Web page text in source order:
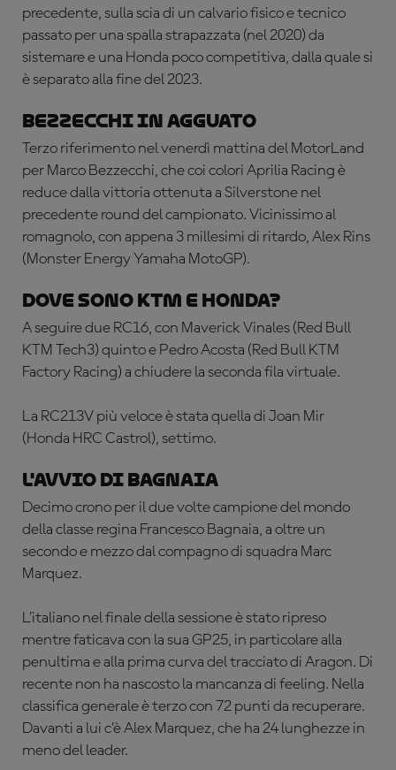
precedente, sulla scia di un calvario fisico e tecnico
passato per una spalla strapazzata (nel 2020) da
sistemare e una Honda poco competitiva, dalla quale si
è separato alla fine del 2023.
Bezzecchi in agguato
Terzo riferimento nel venerdì mattina del MotorLand
per Marco Bezzecchi, che coi colori Aprilia Racing è
reduce dalla vittoria ottenuta a Silverstone nel
precedente round del campionato. Vicinissimo al
romagnolo, con appena 3 millesimi di ritardo, Alex Rins
(Monster Energy Yamaha MotoGP).
Dove sono KTM e Honda?
A seguire due RC16, con Maverick Vinales (Red Bull
KTM Tech3) quinto e Pedro Acosta (Red Bull KTM
Factory Racing) a chiudere la seconda fila virtuale.
La RC213V più veloce è stata quella di Joan Mir
(Honda HRC Castrol), settimo.
L'avvio di Bagnaia
Decimo crono per il due volte campione del mondo
della classe regina Francesco Bagnaia, a oltre un
secondo e mezzo dal compagno di squadra Marc
Marquez.
L’italiano nel finale della sessione è stato ripreso
mentre faticava con la sua GP25, in particolare alla
penultima e alla prima curva del tracciato di Aragon. Di
recente non ha nascosto la mancanza di feeling. Nella
classifica generale è terzo con 72 punti da recuperare.
Davanti a lui c’è Alex Marquez, che ha 24 lunghezze in
meno del leader.